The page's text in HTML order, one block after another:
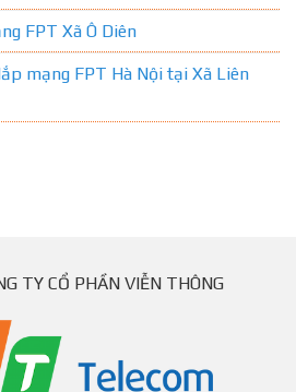
FPT Xã Ô Diên
mạng FPT Hà Nội tại Xã Liên
TY CỔ PHẦN VIỄN THÔNG